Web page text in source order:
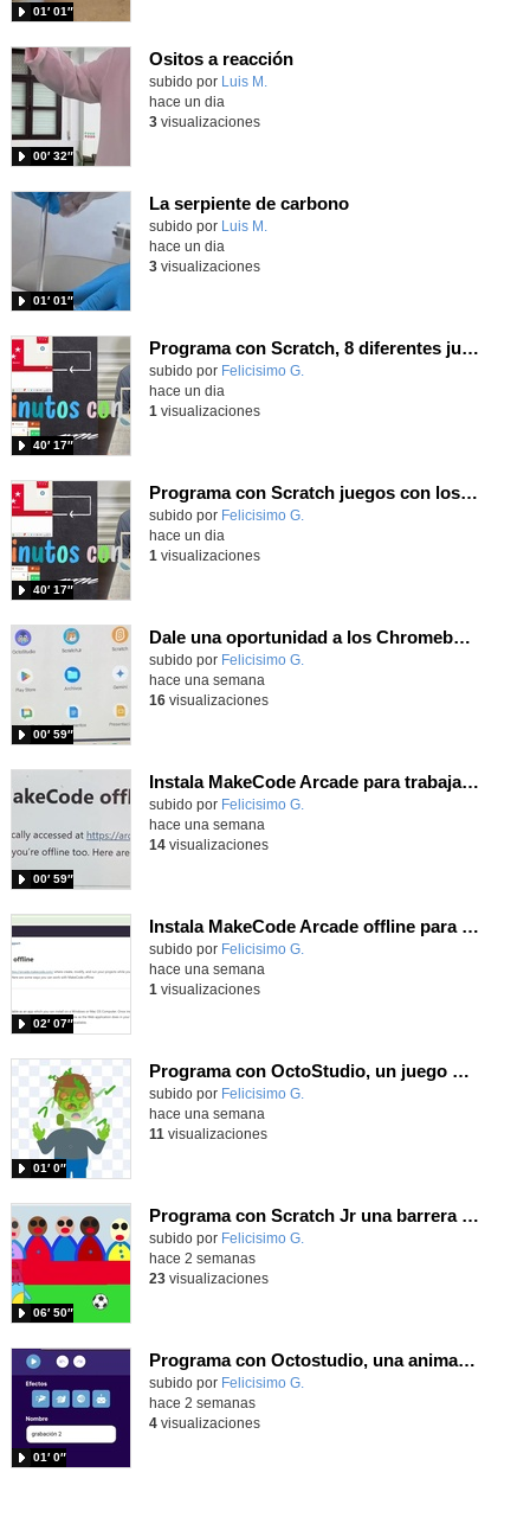
01′ 01″
Ositos a reacción
Contenido educativo.
subido por Luis M.
00′ 32″
hace un dia
3visualizaciones
La serpiente de carbono
Contenido educativo.
subido por Luis M.
01′ 01″
hace un dia
3visualizaciones
Programa con Scratch, 8 diferentes juegos para vivir la emoción de los partidos de España en el mundial 2026
Contenido educativo.
subido por Felicisimo G.
40′ 17″
hace un dia
1 visualizaciones
Programa con Scratch juegos con los partidos del mundial 2026 ganados por España
Contenido educativo.
subido por Felicisimo G.
40′ 17″
hace un dia
1 visualizaciones
Dale una oportunidad a los Chromebooks y utiliza un proyector para realizar talleres si no tienes pantallas táctiles
Contenido educativo.
subido por Felicisimo G.
00′ 59″
hace una semana
16visualizaciones
Instala MakeCode Arcade para trabajar offline en tu tablet, ordenador, Chromebook
Contenido educativo.
subido por Felicisimo G.
00′ 59″
hace una semana
14visualizaciones
Instala MakeCode Arcade offline para programar grandes juegos sin necesidad de Internet
Contenido educativo.
subido por Felicisimo G.
02′ 07″
hace una semana
1 visualizaciones
Programa con OctoStudio, un juego homenajeando al House of the dead con Zombies
Contenido educativo.
subido por Felicisimo G.
01′ 0″
hace una semana
11 visualizaciones
Programa con Scratch Jr una barrera que se desplaza para dar sensación de movimiento
Contenido educativo.
subido por Felicisimo G.
06′ 50″
hace 2 semanas
23visualizaciones
Programa con Octostudio, una animación utilizando la cámara para una foto y audio y texto para comunicar.
Contenido educativo.
subido por Felicisimo G.
01′ 0″
hace 2 semanas
4visualizaciones